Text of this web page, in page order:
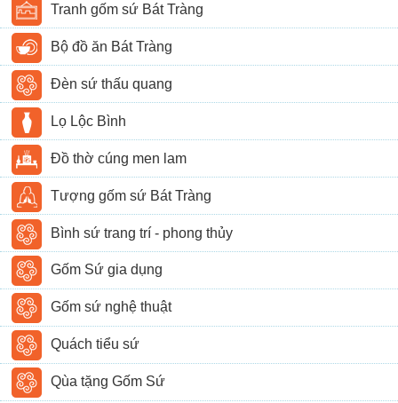
Tranh gốm sứ Bát Tràng
Bộ đồ ăn Bát Tràng
Đèn sứ thấu quang
Lọ Lộc Bình
Đồ thờ cúng men lam
Tượng gốm sứ Bát Tràng
Bình sứ trang trí - phong thủy
Gốm Sứ gia dụng
Gốm sứ nghệ thuật
Quách tiểu sứ
Qùa tặng Gốm Sứ